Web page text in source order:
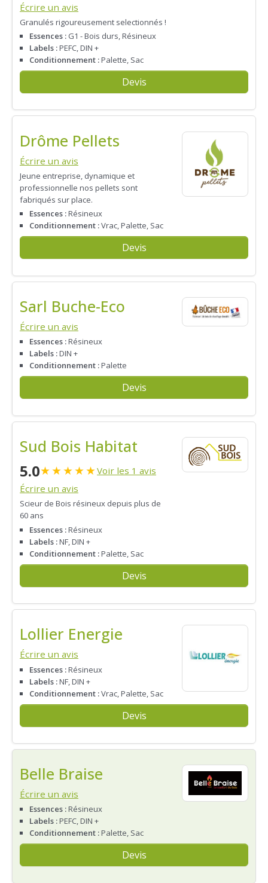
Écrire un avis
Granulés rigoureusement selectionnés !
Essences : G1 - Bois durs, Résineux
Labels :PEFC, DIN +
Conditionnement :Palette, Sac
Devis
Drôme Pellets
Écrire un avis
Jeune entreprise, dynamique et
professionnelle nos pellets sont
fabriqués sur place.
Essences :Résineux
Conditionnement :Vrac, Palette, Sac
Devis
Sarl Buche-Eco
Écrire un avis
Essences :Résineux
Labels :DIN +
Conditionnement :Palette
Devis
Sud Bois Habitat
5.0★★★★★Voir les 1 avis
Écrire un avis
Scieur de Bois résineux depuis plus de
60 ans
Essences :Résineux
Labels :NF, DIN +
Conditionnement :Palette, Sac
Devis
Lollier Energie
Écrire un avis
Essences :Résineux
Labels :NF, DIN +
Conditionnement :Vrac, Palette, Sac
Devis
Belle Braise
Écrire un avis
Essences :Résineux
Labels :PEFC, DIN +
Conditionnement :Palette, Sac
Devis